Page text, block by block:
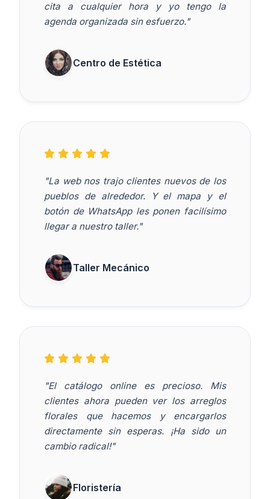
cita a cualquier hora y yo tengo la
agenda organizada sin esfuerzo."
Centro de Estética
"La web nos trajo clientes nuevos de los
pueblos de alrededor. Y el mapa y el
botón de WhatsApp les ponen facilísimo
llegar a nuestro taller."
Taller Mecánico
"El catálogo online es precioso. Mis
clientes ahora pueden ver los arreglos
florales que hacemos y encargarlos
directamente sin esperas. ¡Ha sido un
cambio radical!"
Floristería